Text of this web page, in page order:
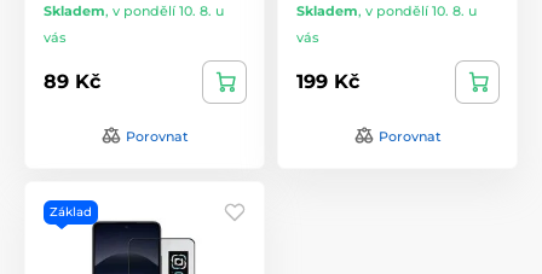
Skladem, v pondělí 10. 8. u
vás
89 Kč
Porovnat
Skladem, v pondělí 10. 8. u
vás
199 Kč
Porovnat
Základ